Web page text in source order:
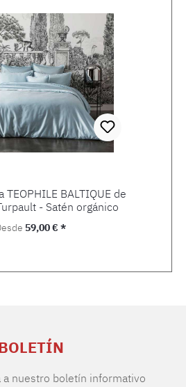
TEOPHILE BALTIQUE de
- Satén orgánico
normal:
59,00 € *
a nuestro boletín informativo